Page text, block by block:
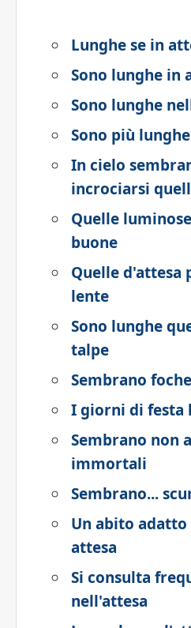
Lunghe se in
Sono lunghe in
Sono lunghe
Sono più
In cielo
incrociarsi
Quelle
buone
Quelle d'attesa
lente
Sono lunghe
talpe
Sembrano foche
I giorni di festa
Sembrano non
immortali
Sembrano...
Un abito adatto
attesa
Si consulta
nell'attesa